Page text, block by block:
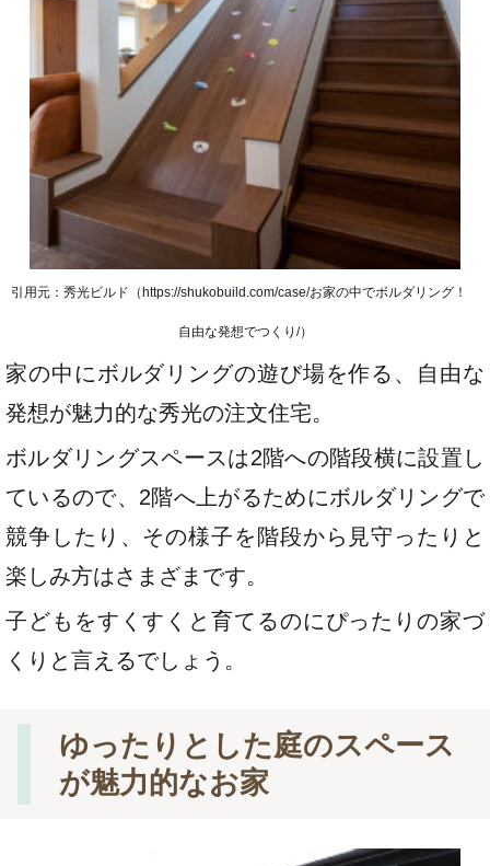
引用元：秀光ビルド（https://shukobuild.com/case/お家の中でボルダリング！
自由な発想でつくり/）
家の中にボルダリングの遊び場を作る、自由な
発想が魅力的な秀光の注文住宅。
ボルダリングスペースは2階への階段横に設置し
ているので、2階へ上がるためにボルダリングで
競争したり、その様子を階段から見守ったりと
楽しみ方はさまざまです。
子どもをすくすくと育てるのにぴったりの家づ
くりと言えるでしょう。
ゆったりとした庭のスペース
が魅力的なお家